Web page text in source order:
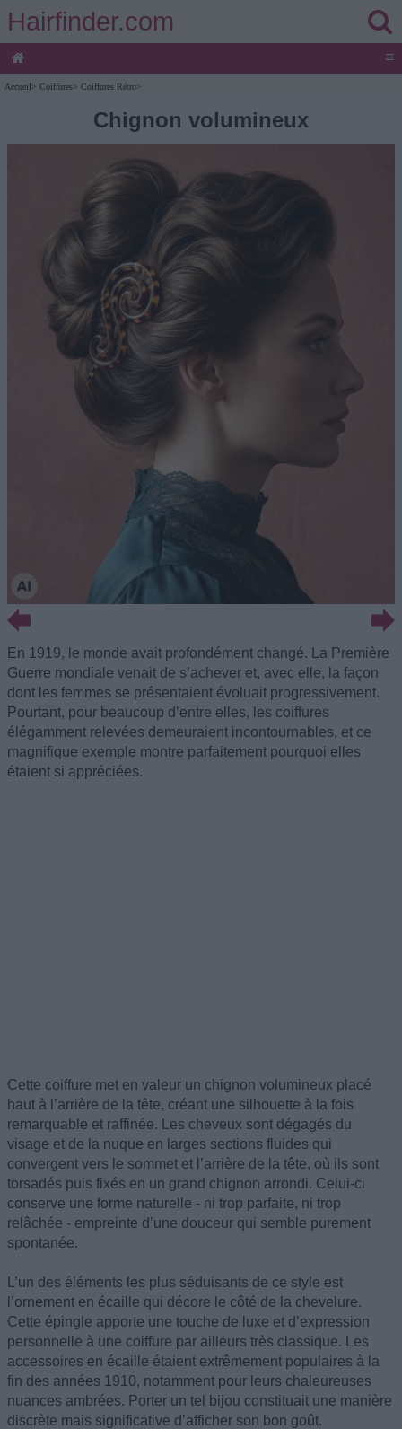
Hairfinder.com
≡
Accueil> Coiffures> Coiffures Rétro>
Chignon volumineux
En 1919, le monde avait profondément changé. La Première
Guerre mondiale venait de s’achever et, avec elle, la façon
dont les femmes se présentaient évoluait progressivement.
Pourtant, pour beaucoup d’entre elles, les coiffures
élégamment relevées demeuraient incontournables, et ce
magnifique exemple montre parfaitement pourquoi elles
étaient si appréciées.
Cette coiffure met en valeur un chignon volumineux placé
haut à l’arrière de la tête, créant une silhouette à la fois
remarquable et raffinée. Les cheveux sont dégagés du
visage et de la nuque en larges sections fluides qui
convergent vers le sommet et l’arrière de la tête, où ils sont
torsadés puis fixés en un grand chignon arrondi. Celui-ci
conserve une forme naturelle - ni trop parfaite, ni trop
relâchée - empreinte d’une douceur qui semble purement
spontanée.
L’un des éléments les plus séduisants de ce style est
l’ornement en écaille qui décore le côté de la chevelure.
Cette épingle apporte une touche de luxe et d’expression
personnelle à une coiffure par ailleurs très classique. Les
accessoires en écaille étaient extrêmement populaires à la
fin des années 1910, notamment pour leurs chaleureuses
nuances ambrées. Porter un tel bijou constituait une manière
discrète mais significative d’afficher son bon goût.